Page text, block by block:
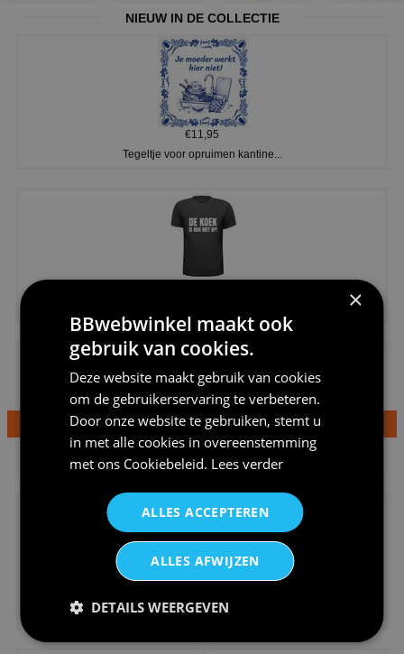
NIEUW IN DE COLLECTIE
€11,95
Tegeltje voor opruimen kantine...
€24,95
Dames v hals t-shirt prinses v...
Koningsdag shirt heren v-hals ...
×
BBwebwinkel maakt ook
gebruik van cookies.
Deze website maakt gebruik van cookies
om de gebruikerservaring te verbeteren.
Door onze website te gebruiken, stemt u
in met alle cookies in overeenstemming
met ons Cookiebeleid. Lees verder
ALLES ACCEPTEREN
ALLES AFWIJZEN
DETAILS WEERGEVEN